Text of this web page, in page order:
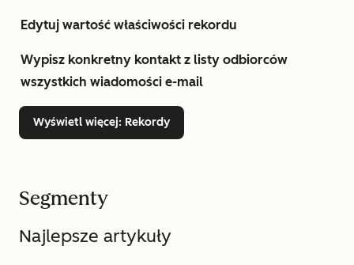
Edytuj wartość właściwości rekordu
Wypisz konkretny kontakt z listy odbiorców
wszystkich wiadomości e-mail
Wyświetl więcej: Rekordy
Segmenty
Najlepsze artykuły